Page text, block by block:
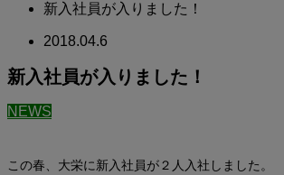
新入社員が入りました！
2018.04.6
新入社員が入りました！
NEWS
この春、大栄に新入社員が２人入社しました。